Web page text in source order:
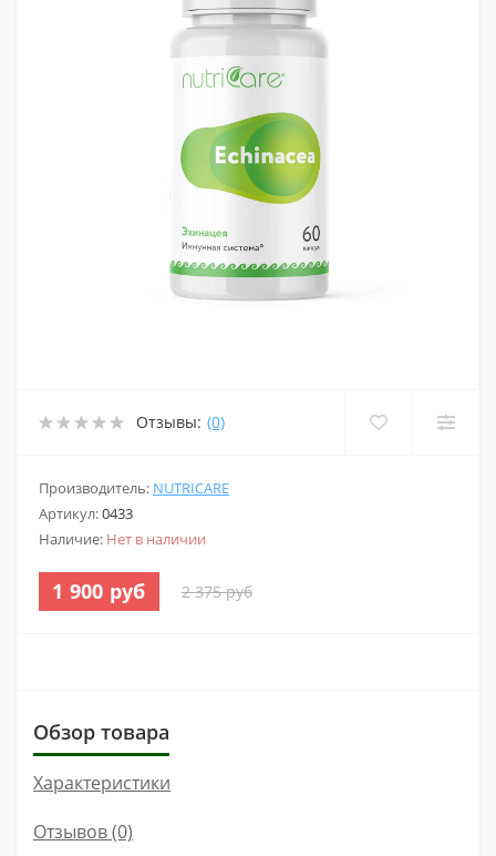
Отзывы: (0)
Производитель: NUTRICARE
Артикул:0433
Наличие: Нет в наличии
1 900 руб 2 375 руб
Обзор товара
Характеристики
Отзывов (0)